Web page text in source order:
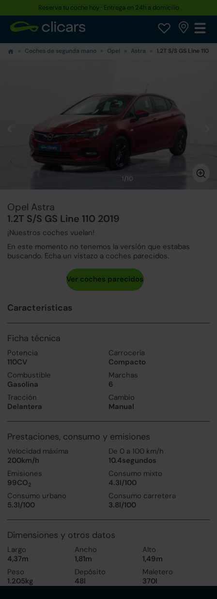
Reserva tu coche hoy · Entrega en 24h a domicilio
Coches de segunda mano Opel Astra 1.2T S/S GS Line 110
1/10
Opel Astra
1.2T S/S GS Line 110 2019
¡Nuestros coches vuelan!
En este momento no tenemos la versión que estabas
buscando. Echa un vistazo a coches parecidos.
Características
Ficha técnica
Potencia
110CV
Carrocería
Compacto
Combustible
Gasolina
Marchas
6
Tracción
Delantera
Cambio
Manual
Prestaciones, consumo y emisiones
Velocidad máxima
200km/h
De 0 a 100 km/h
10.4segundos
Emisiones
99CO2
Consumo mixto
4.3l/100
Consumo urbano
5.3l/100
Consumo carretera
3.8l/100
Dimensiones y otros datos
Largo
4,37m
Ancho
1,81m
Alto
1,49m
Peso
1.205kg
Depósito
48l
Maletero
370l